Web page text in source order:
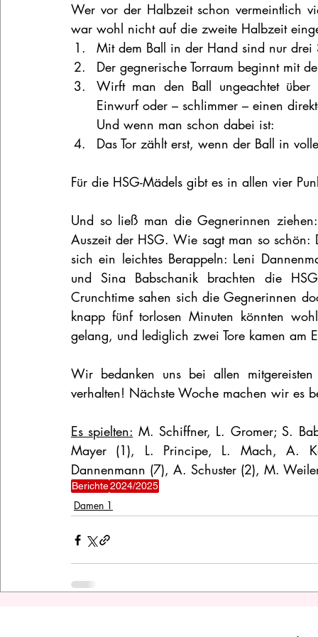
Wer vor der Halbzeit schon vermeintlich
war wohl nicht auf die zweite Halbzeit
Mit dem Ball in der Hand sind nur drei
Der gegnerische Torraum beginnt mit
Wirft man den Ball ungeachtet
Einwurf oder – schlimmer – einen
Und wenn man schon dabei ist:
Das Tor zählt erst, wenn der Ball in
Für die HSG-Mädels gibt es in allen vier
Und so ließ man die Gegnerinnen
Auszeit der HSG. Wie sagt man so
sich ein leichtes Berappeln: Leni
und Sina Babschanik brachten die
Crunchtime sahen sich die Gegnerinnen
knapp fünf torlosen Minuten könnten
gelang, und lediglich zwei Tore kamen am
Wir bedanken uns bei allen
verhalten! Nächste Woche machen wir es
Es spielten: M. Schiffner, L. Gromer; S.
Mayer (1), L. Principe, L. Mach, A.
Dannenmann (7), A. Schuster (2), M.
Berichte2024/2025
Damen 1